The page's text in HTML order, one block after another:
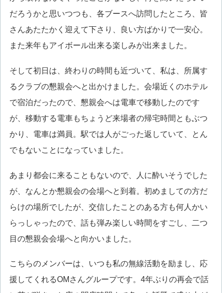
だろうかと思いつつも、各ブースへ訪問したところ、皆
さんあたたかく迎えて下さり、良い方ばかりで一安心。
また来年もアイボール出来る楽しみが出来ました。
そして初日は、終わりの時間も近づいて、私は、所属す
るクラブの懇親会へと出かけました。会場近くのホテル
で宿泊だったので、懇親会へは電車で移動したのです
が、移動する電車もちょうど来場者の帰宅時間ともぶつ
かり、電車は満員。駅では人がごった返していて、とん
でもないことになっていました。
あまり都会に来ることもないので、人に酔いそうでした
が、なんとか懇親会の会場へと到着。初めましての方だ
らけの場所でしたが、交信したことのある方も何人かい
らっしゃったので、話も弾み楽しい時間をすごし、二つ
目の懇親会会場へと向かいました。
こちらのメンバーは、いつも私の無線活動を励まし、応
援してくれるOMさんグループです。4年ぶりの再会で話